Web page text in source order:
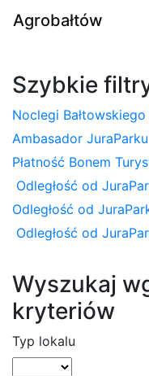
Agrobałtów
Szybkie
Noclegi
Ambasador JuraParku
Płatność Bonem
Odległość od
Odległość od
Odległość od
Wyszukaj
kryteriów
Typ lokalu